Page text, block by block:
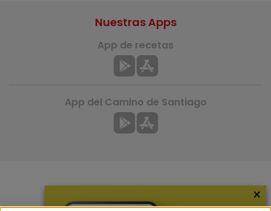
Nuestras Apps
App de recetas
App del Camino de Santiago
×